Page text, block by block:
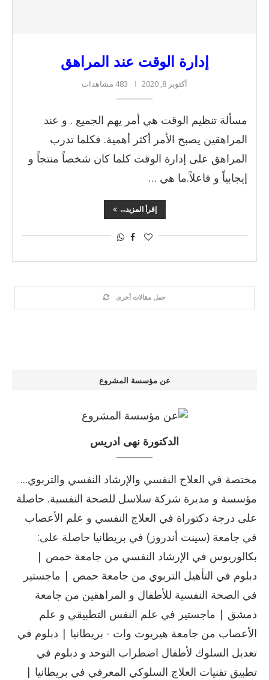
إدارة الوقت عند المراهق
أكتوبر 8, 2020 483 مشاهدات
مسألة تنظيم الوقت هي أمر يهم الجميع . و عند
المراهقين يصبح الأمر أكثر أهمية. فكلما تدرب
المراهق على إدارة الوقت كلما كان شخصاً منتجاً و
إيجابياً و فاعلاً.ما هي …
إقرأ المزيد...
حمل مقالات أخرى
عن مؤسسة المشروع
الدكتورة نهى ادريس
مختصة في العلاج النفسي والإرشاد النفسي والتربوي...
مؤسسة و مديرة شركة سلاسل للصحة النفسية. حاصلة
على درجة دكتوراة في العلاج النفسي و علم الأعصاب
في جامعة (سينت أندروز) في بريطانيا حاصلة على:
بكالوريوس في الإرشاد النفسي من جامعة حمص |
دبلوم في التأهيل التربوي من جامعة حمص | ماجستير
في الصحة النفسية للأطفال و المراهقين من جامعة
دمشق | ماجستير في علم النفس التطبيقي و علم
الأعصاب من جامعة هيريوت وات - بريطانيا | دبلوم في
تعديل السلوك لأطفال اضطراب التوحد و دبلوم في
تطبيق تقنيات العلاج السلوكي المعرفي في بريطانيا |